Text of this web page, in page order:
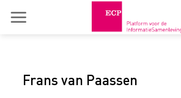
Frans van Paassen